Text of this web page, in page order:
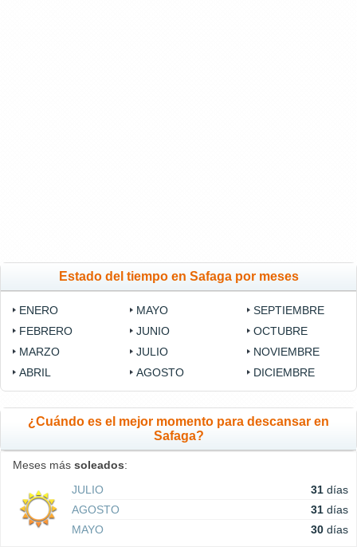
Estado del tiempo en Safaga por meses
ENERO
FEBRERO
MARZO
ABRIL
MAYO
JUNIO
JULIO
AGOSTO
SEPTIEMBRE
OCTUBRE
NOVIEMBRE
DICIEMBRE
¿Cuándo es el mejor momento para descansar en
Safaga?
Meses más soleados:
JULIO
31 días
AGOSTO
31 días
MAYO
30 días